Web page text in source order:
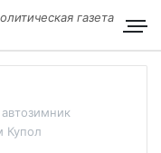
газета
Купол